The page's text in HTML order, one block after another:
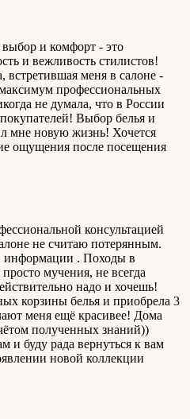
и комфорт - это
и вежливость стилистов!
меня в салоне -
профессиональных
не думала, что в России
Выбор белья и
мне новую жизнь! Хочется
ощущения после посещения
консультацией
не считаю потерянным.
информации . Походы в
мучения, не всегда
надо и хочешь!
корзины белья и приобрела 3
меня ещё красивее! Дома
полученных знаний))
и буду рада вернуться к вам
новой коллекции